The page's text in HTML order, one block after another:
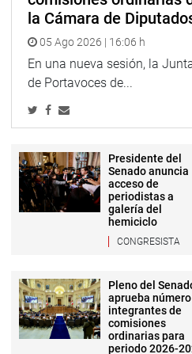
la Cámara de
05 Ago 2026 | 16:06 h
En una nueva sesión, la
de Portavoces de...
Presidente del
Senado anuncia
acceso de
periodistas a
galería del
hemiciclo
CONGRESISTA
Pleno del
aprueba
integrantes de
comisiones
ordinarias para
periodo 2026-